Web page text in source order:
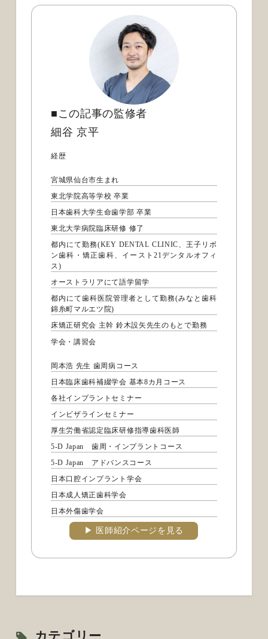
■この記事の監修者
細谷 京平
経歴
宮城県仙台市生まれ
東北学院高等学校 卒業
日本歯科大学生命歯学部 卒業
東北大学病院臨床研修 修了
都内にて勤務(KEY DENTAL CLINIC、王子リボ
ン歯科・矯正歯科、イースト21デンタルオフィ
ス)
オーストラリアにて語学留学
都内にて歯科医院管理者として勤務(みなと歯科
錦糸町マルエツ院)
床矯正研究会 主幹 鈴木設矢先生のもとで勤務
学会・講習会
岡本浩 先生 歯周病コース
日本臨床歯科補綴学会 基本8カ月コース
各社インプラントセミナー
インビザラインセミナー
厚生労働省認定臨床研修指導歯科医師
5-D Japan 歯周・インプラントコース
5-D Japan アドバンスコース
日本口腔インプラント学会
日本成人矯正歯科学会
日本外傷歯学会
▶︎ 医師紹介ページを見る
カテゴリー